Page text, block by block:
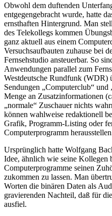
Obwohl dem duftenden
entgegengebracht wurde, hatte
ernsthaften Hintergrund. Man
des Telekollegs kommen
ganz aktuell aus einem
Versuchsaufbauten zuhause bei
Fernsehstudio ansteuerbar. So
Anwendungen parallel zum
Westdeutsche Rundfunk (WDR)
Sendungen „Computerclub“
Menge an Zusatzinformationen
„normale“ Zuschauer nichts
können wahlweise redaktionell
Grafik, Programm-Listing oder
Computerprogramm
Ursprünglich hatte Wolfgang
Idee, ähnlich wie seine Kollegen
Computerprogramme seinen
zukommen zu lassen. Man
Worten die binären Daten als
gravierenden Nachteil, daß für
ausfiel.